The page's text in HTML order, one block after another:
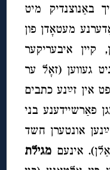
באַנוצנדיק מיט
מעטאָדן פון
קיין איבעריקער
געווען (זאָל ער
אין זײַנע כתבים
פאַרשיידענע בני
אונטערן חשד
אינעם מגילת